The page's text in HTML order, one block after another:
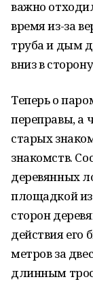
важно
время из-за
труба и дым
вниз в
Теперь о
переправы, а
старых
знакомств.
деревянных
площадкой из
сторон
действия его
метров за
длинным